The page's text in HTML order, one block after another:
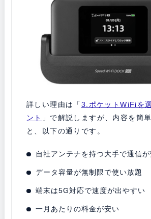
詳しい理由は「 3.ポケットWiFiを
ント
」で解説しますが、内容を簡
と、以下の通りです。
自社アンテナを持つ大手で通信が
データ容量が無制限で使い放題
端末は5G対応で速度が出やすい
一月あたりの料金が安い